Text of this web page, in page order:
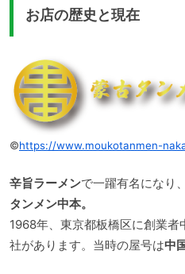
お店の歴史と現在
©https://www.moukotanmen-
辛旨ラーメンで一躍有名になり、
タンメン中本。
1968年、東京都板橋区に創業
社があります。当時の屋号は中